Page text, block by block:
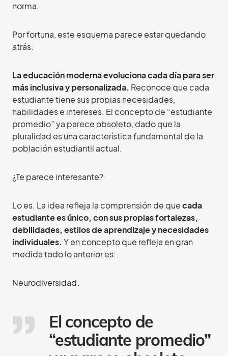
norma.
Por fortuna, este esquema parece estar quedando
atrás.
La educación moderna evoluciona cada día para ser
más inclusiva y personalizada. Reconoce que cada
estudiante tiene sus propias necesidades,
habilidades e intereses. El concepto de “estudiante
promedio” ya parece obsoleto, dado que la
pluralidad es una característica fundamental de la
población estudiantil actual.
¿Te parece interesante?
Lo es. La idea refleja la comprensión de quecada
estudiante es único, con sus propias fortalezas,
debilidades, estilos de aprendizaje y necesidades
individuales. Y en concepto que refleja en gran
medida todo lo anterior es:
Neurodiversidad.
El concepto de
“estudiante promedio”